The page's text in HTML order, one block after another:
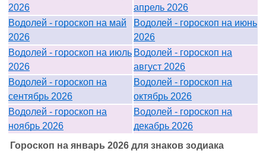
2026
апрель 2026
Водолей - гороскоп на май
2026
Водолей - гороскоп на июнь
2026
Водолей - гороскоп на июль
2026
Водолей - гороскоп на
август 2026
Водолей - гороскоп на
сентябрь 2026
Водолей - гороскоп на
октябрь 2026
Водолей - гороскоп на
ноябрь 2026
Водолей - гороскоп на
декабрь 2026
Гороскоп на январь 2026 для знаков зодиака